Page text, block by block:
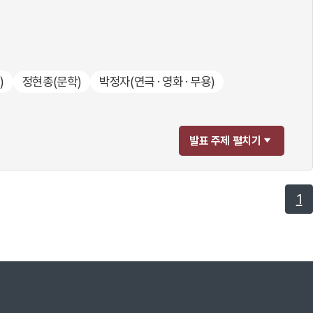
정현종(문학) 박정자(연극 · 영화 · 무용)
발표 주제 펼치기
1